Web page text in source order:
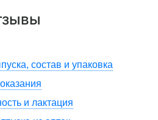
состав и упаковка
и лактация